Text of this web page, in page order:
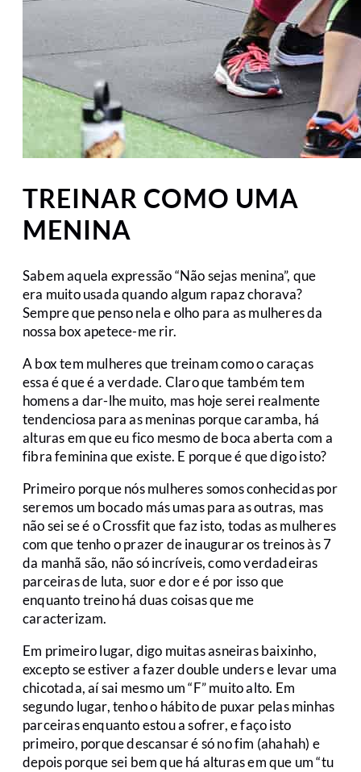
TREINAR COMO UMA
MENINA
Sabem aquela expressão “Não sejas menina”, que
era muito usada quando algum rapaz chorava?
Sempre que penso nela e olho para as mulheres da
nossa box apetece-me rir.
A box tem mulheres que treinam como o caraças
essa é que é a verdade. Claro que também tem
homens a dar-lhe muito, mas hoje serei realmente
tendenciosa para as meninas porque caramba, há
alturas em que eu fico mesmo de boca aberta com a
fibra feminina que existe. E porque é que digo isto?
Primeiro porque nós mulheres somos conhecidas por
seremos um bocado más umas para as outras, mas
não sei se é o Crossfit que faz isto, todas as mulheres
com que tenho o prazer de inaugurar os treinos às 7
da manhã são, não só incríveis, como verdadeiras
parceiras de luta, suor e dor e é por isso que
enquanto treino há duas coisas que me
caracterizam.
Em primeiro lugar, digo muitas asneiras baixinho,
excepto se estiver a fazer double unders e levar uma
chicotada, aí sai mesmo um “F” muito alto. Em
segundo lugar, tenho o hábito de puxar pelas minhas
parceiras enquanto estou a sofrer, e faço isto
primeiro, porque descansar é só no fim (ahahah) e
depois porque sei bem que há alturas em que um “tu